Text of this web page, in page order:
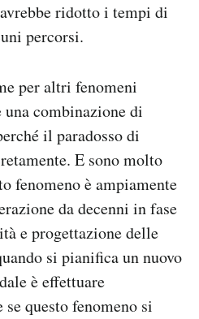
ridotto i tempi di
percorsi.
per altri fenomeni
combinazione di
il paradosso di
E sono molto
fenomeno è ampiamente
da decenni in fase
e progettazione delle
si pianifica un nuovo
è effettuare
questo fenomeno si